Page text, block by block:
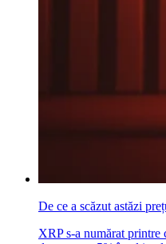
De ce a scăzut astăzi
XRP s-a numărat printre